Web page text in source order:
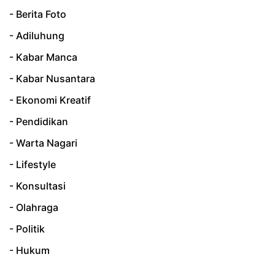
- Berita Foto
- Adiluhung
- Kabar Manca
- Kabar Nusantara
- Ekonomi Kreatif
- Pendidikan
- Warta Nagari
- Lifestyle
- Konsultasi
- Olahraga
- Politik
- Hukum